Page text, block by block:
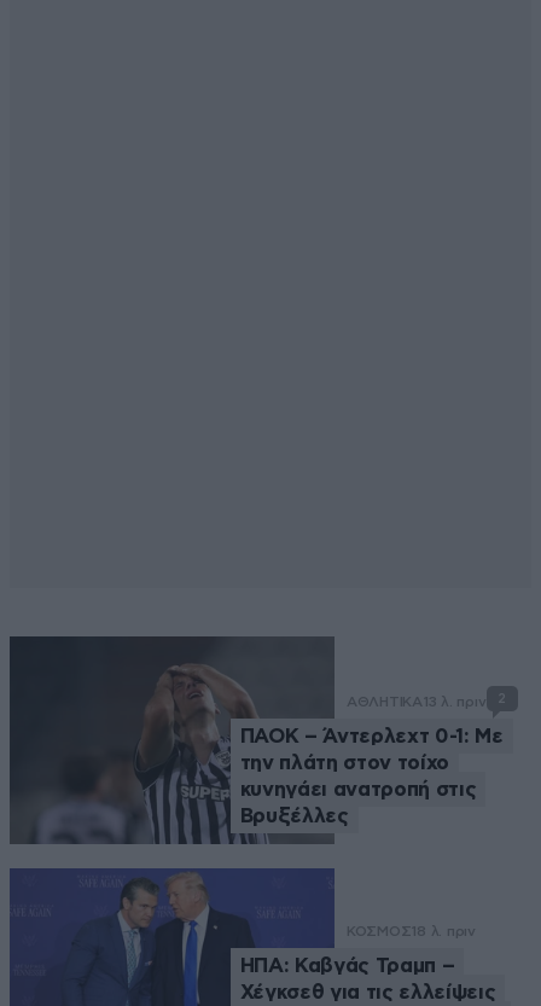
ΑΘΛΗΤΙΚΑ 13 λ. πριν 2
ΠΑΟΚ – Άντερλεχτ 0-1: Με
την πλάτη στον τοίχο
κυνηγάει ανατροπή στις
Βρυξέλλες
ΚΟΣΜΟΣ 18 λ. πριν
ΗΠΑ: Καβγάς Τραμπ –
Χέγκσεθ για τις ελλείψεις